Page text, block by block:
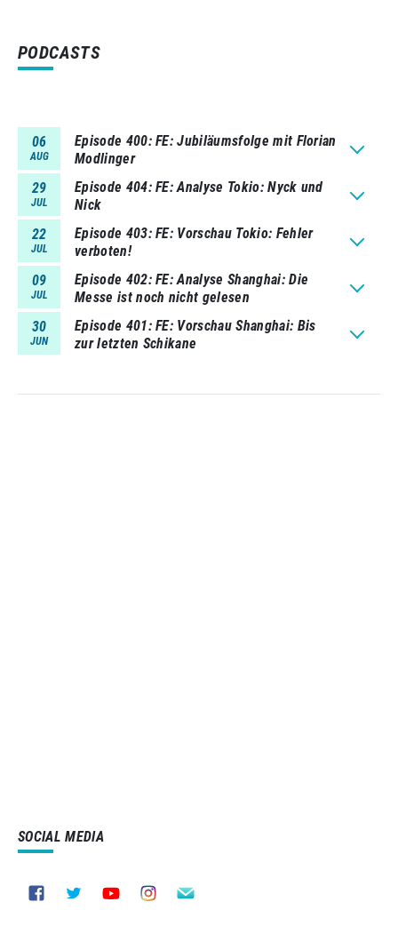
PODCASTS
06
AUG
Episode 400 FE: Jubiläumsfolge mit Florian
Modlinger
29
JUL
Episode 404 FE: Analyse Tokio: Nyck und
Nick
22
JUL
Episode 403 FE: Vorschau Tokio: Fehler
verboten!
09
JUL
Episode 402 FE: Analyse Shanghai: Die
Messe ist noch nicht gelesen
30
JUN
Episode 401 FE: Vorschau Shanghai: Bis
zur letzten Schikane
SOCIAL MEDIA